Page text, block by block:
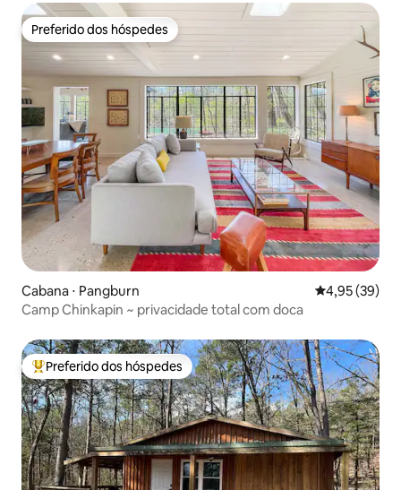
Preferido dos hóspedes
Preferido dos hóspedes
Cabana ⋅ Pangburn 4,95 de uma
4,95 (39)
Camp Chinkapin ~ privacidade total com doca
Entre os melhores preferidos dos hóspedes
Preferido dos hóspedes